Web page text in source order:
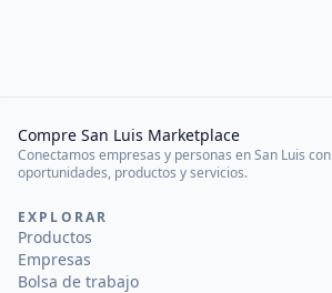
Compre San Luis Marketplace
Conectamos empresas y personas en San Luis con
oportunidades, productos y servicios.
EXPLORAR
Productos
Empresas
Bolsa de trabajo